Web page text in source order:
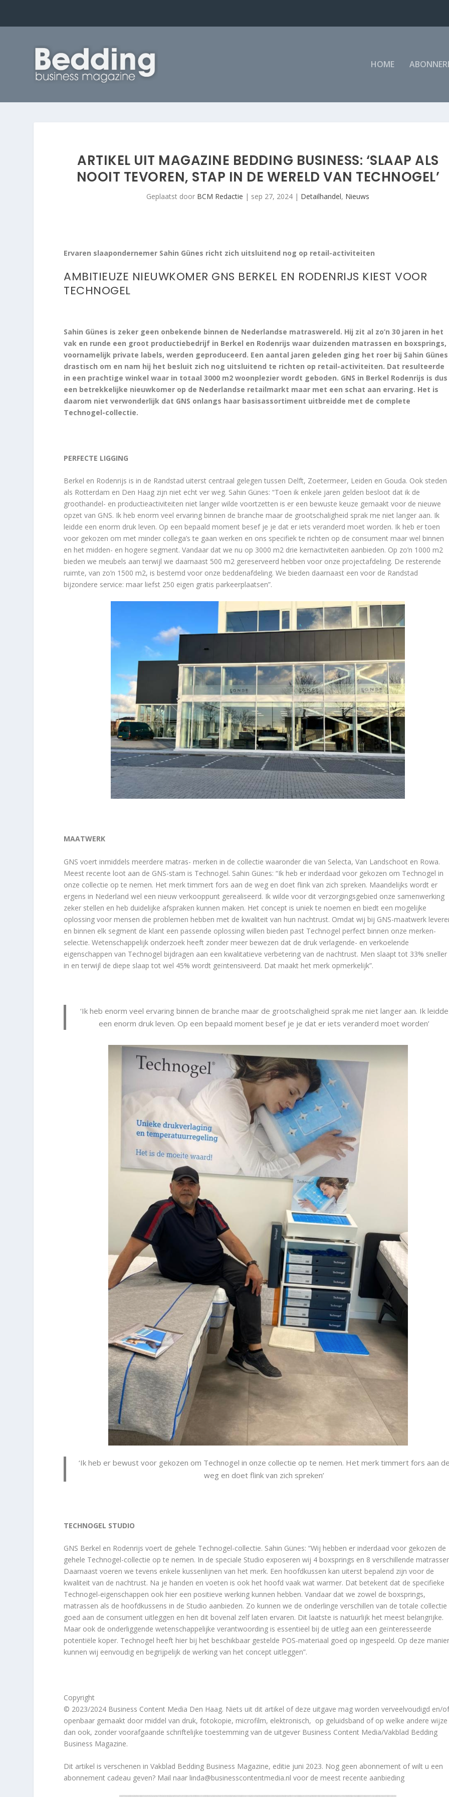
HOME
ARTIKEL UIT MAGAZINE BEDDING BUSINESS: ‘SLAAP ALS
NOOIT TEVOREN, STAP IN DE WERELD VAN TECHNOGEL’
Geplaatst door BCM Redactie | sep 27, 2024 | Detailhandel, Nieuws
Ervaren slaapondernemer Sahin Günes richt zich uitsluitend nog op retail-activiteiten
AMBITIEUZE NIEUWKOMER GNS BERKEL EN RODENRIJS KIEST VOOR
TECHNOGEL
Sahin Günes is zeker geen onbekende binnen de Nederlandse matraswereld. Hij zit al zo’n 30 jaren in het
vak en runde een groot productiebedrijf in Berkel en Rodenrijs waar duizenden matrassen en boxsprings,
voornamelijk private labels, werden geproduceerd. Een aantal jaren geleden ging het roer bij Sahin Günes
drastisch om en nam hij het besluit zich nog uitsluitend te richten op retail-activiteiten. Dat resulteerde
in een prachtige winkel waar in totaal 3000 m2 woonplezier wordt geboden. GNS in Berkel Rodenrijs is dus
een betrekkelijke nieuwkomer op de Nederlandse retailmarkt maar met een schat aan ervaring. Het is
daarom niet verwonderlijk dat GNS onlangs haar basisassortiment uitbreidde met de complete
Technogel-collectie.
PERFECTE LIGGING
Berkel en Rodenrijs is in de Randstad uiterst centraal gelegen tussen Delft, Zoetermeer, Leiden en Gouda. Ook steden
als Rotterdam en Den Haag zijn niet echt ver weg. Sahin Günes: “Toen ik enkele jaren gelden besloot dat ik de
groothandel- en productieactiviteiten niet langer wilde voortzetten is er een bewuste keuze gemaakt voor de nieuwe
opzet van GNS. Ik heb enorm veel ervaring binnen de branche maar de grootschaligheid sprak me niet langer aan. Ik
leidde een enorm druk leven. Op een bepaald moment besef je je dat er iets veranderd moet worden. Ik heb er toen
voor gekozen om met minder collega’s te gaan werken en ons specifiek te richten op de consument maar wel binnen
en het midden- en hogere segment. Vandaar dat we nu op 3000 m2 drie kernactiviteiten aanbieden. Op zo’n 1000 m2
bieden we meubels aan terwijl we daarnaast 500 m2 gereserveerd hebben voor onze projectafdeling. De resterende
ruimte, van zo’n 1500 m2, is bestemd voor onze beddenafdeling. We bieden daarnaast een voor de Randstad
bijzondere service: maar liefst 250 eigen gratis parkeerplaatsen”.
MAATWERK
GNS voert inmiddels meerdere matras- merken in de collectie waaronder die van Selecta, Van Landschoot en Rowa.
Meest recente loot aan de GNS-stam is Technogel. Sahin Günes: “Ik heb er inderdaad voor gekozen om Technogel in
onze collectie op te nemen. Het merk timmert fors aan de weg en doet flink van zich spreken. Maandelijks wordt er
ergens in Nederland wel een nieuw verkooppunt gerealiseerd. Ik wilde voor dit verzorgingsgebied onze samenwerking
zeker stellen en heb duidelijke afspraken kunnen maken. Het concept is uniek te noemen en biedt een mogelijke
oplossing voor mensen die problemen hebben met de kwaliteit van hun nachtrust. Omdat wij bij GNS-maatwerk
en binnen elk segment de klant een passende oplossing willen bieden past Technogel perfect binnen onze merken-
selectie. Wetenschappelijk onderzoek heeft zonder meer bewezen dat de druk verlagende- en verkoelende
eigenschappen van Technogel bijdragen aan een kwalitatieve verbetering van de nachtrust. Men slaapt tot 33% sneller
in en terwijl de diepe slaap tot wel 45% wordt geïntensiveerd. Dat maakt het merk opmerkelijk”.
‘Ik heb enorm veel ervaring binnen de branche maar de grootschaligheid sprak me niet langer aan. Ik leidde
een enorm druk leven. Op een bepaald moment besef je je dat er iets veranderd moet worden’
‘Ik heb er bewust voor gekozen om Technogel in onze collectie op te nemen. Het merk timmert fors aan
weg en doet flink van zich spreken’
TECHNOGEL STUDIO
GNS Berkel en Rodenrijs voert de gehele Technogel-collectie. Sahin Günes: “Wij hebben er inderdaad voor gekozen de
gehele Technogel-collectie op te nemen. In de speciale Studio exposeren wij 4 boxsprings en 8 verschillende
Daarnaast voeren we tevens enkele kussenlijnen van het merk. Een hoofdkussen kan uiterst bepalend zijn voor de
kwaliteit van de nachtrust. Na je handen en voeten is ook het hoofd vaak wat warmer. Dat betekent dat de specifieke
Technogel-eigenschappen ook hier een positieve werking kunnen hebben. Vandaar dat we zowel de boxsprings,
matrassen als de hoofdkussens in de Studio aanbieden. Zo kunnen we de onderlinge verschillen van de totale collectie
goed aan de consument uitleggen en hen dit bovenal zelf laten ervaren. Dit laatste is natuurlijk het meest belangrijke.
Maar ook de onderliggende wetenschappelijke verantwoording is essentieel bij de uitleg aan een geïnteresseerde
potentiële koper. Technogel heeft hier bij het beschikbaar gestelde POS-materiaal goed op ingespeeld. Op deze
kunnen wij eenvoudig en begrijpelijk de werking van het concept uitleggen”.
Copyright
© 2023/2024 Business Content Media Den Haag. Niets uit dit artikel of deze uitgave mag worden verveelvoudigd en/
openbaar gemaakt door middel van druk, fotokopie, microfilm, elektronisch, op geluidsband of op welke andere wijze
dan ook, zonder voorafgaande schriftelijke toestemming van de uitgever Business Content Media/Vakblad Bedding
Business Magazine.
Dit artikel is verschenen in Vakblad Bedding Business Magazine, editie juni 2023. Nog geen abonnement of wilt u een
abonnement cadeau geven? Mail naar linda@businesscontentmedia.nl voor de meest recente aanbieding